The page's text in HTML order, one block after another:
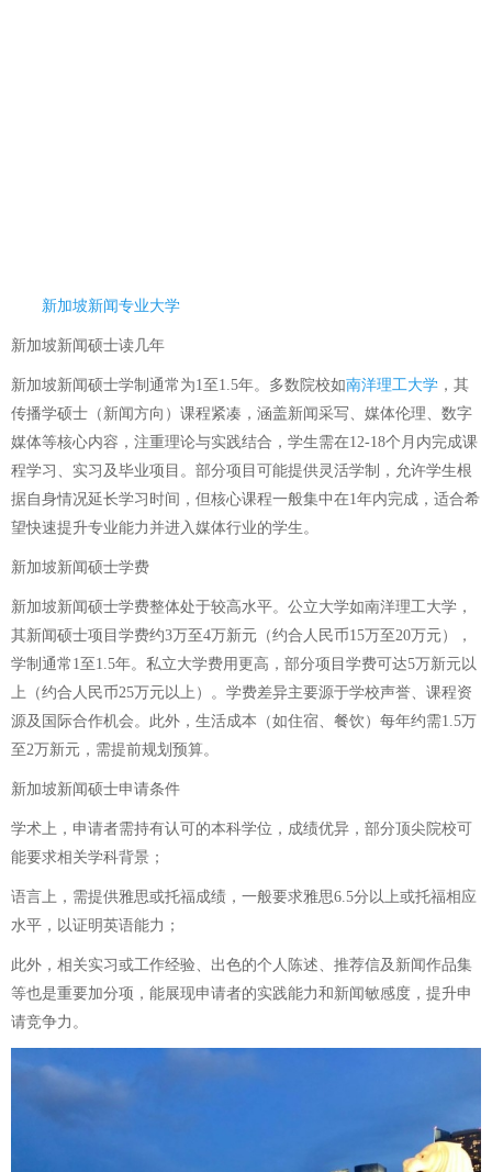
新加坡新闻专业大学
新加坡新闻硕士读几年
新加坡新闻硕士学制通常为1至1.5年。多数院校如南洋理工大学 ，其
传播学硕士（新闻方向）课程紧凑，涵盖新闻采写、媒体伦理、数字
媒体等核心内容，注重理论与实践结合，学生需在12-18个月内完成课
程学习、实习及毕业项目。部分项目可能提供灵活学制，允许学生根
据自身情况延长学习时间，但核心课程一般集中在1年内完成，适合希
望快速提升专业能力并进入媒体行业的学生。
新加坡新闻硕士学费
新加坡新闻硕士学费整体处于较高水平。公立大学如南洋理工大学，
其新闻硕士项目学费约3万至4万新元（约合人民币15万至20万元），
学制通常1至1.5年。私立大学费用更高，部分项目学费可达5万新元以
上（约合人民币25万元以上）。学费差异主要源于学校声誉、课程资
源及国际合作机会。此外，生活成本（如住宿、餐饮）每年约需1.5万
至2万新元，需提前规划预算。
新加坡新闻硕士申请条件
学术上，申请者需持有认可的本科学位，成绩优异，部分顶尖院校可
能要求相关学科背景；
语言上，需提供雅思或托福成绩，一般要求雅思6.5分以上或托福相应
水平，以证明英语能力；
此外，相关实习或工作经验、出色的个人陈述、推荐信及新闻作品集
等也是重要加分项，能展现申请者的实践能力和新闻敏感度，提升申
请竞争力。